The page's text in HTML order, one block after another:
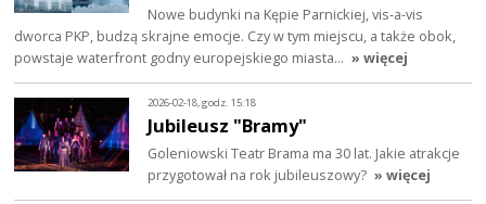
Nowe budynki na Kępie Parnickiej, vis-a-vis
dworca PKP, budzą skrajne emocje. Czy w tym miejscu, a także obok,
powstaje waterfront godny europejskiego miasta… » więcej
2026-02-18, godz. 15:18
Jubileusz "Bramy"
Goleniowski Teatr Brama ma 30 lat. Jakie atrakcje
przygotował na rok jubileuszowy? » więcej